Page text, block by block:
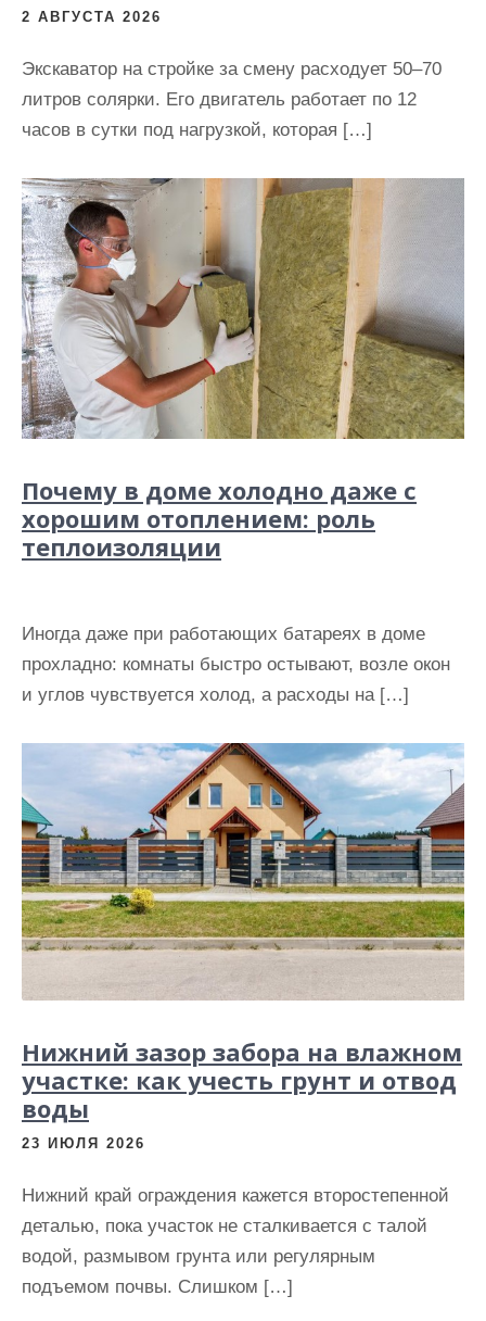
2 АВГУСТА 2026
Экскаватор на стройке за смену расходует 50–70
литров солярки. Его двигатель работает по 12
часов в сутки под нагрузкой, которая […]
Почему в доме холодно даже с
хорошим отоплением: роль
теплоизоляции
Иногда даже при работающих батареях в доме
прохладно: комнаты быстро остывают, возле окон
и углов чувствуется холод, а расходы на […]
Нижний зазор забора на влажном
участке: как учесть грунт и отвод
воды
23 ИЮЛЯ 2026
Нижний край ограждения кажется второстепенной
деталью, пока участок не сталкивается с талой
водой, размывом грунта или регулярным
подъемом почвы. Слишком […]